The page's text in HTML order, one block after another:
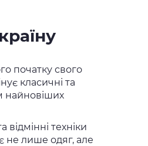
початку свого
класичні та
найновіших
техніки
не лише одяг, але